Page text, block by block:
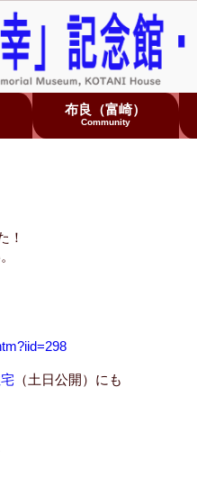
布良（富崎）
Community
！
（土日公開）にも